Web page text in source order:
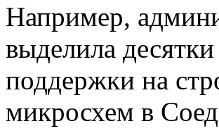
Например,
выделила
поддержки на
микросхем в